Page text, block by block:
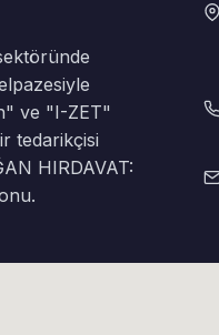
ve "I-ZET"
tedarikçisi
HIRDAVAT: